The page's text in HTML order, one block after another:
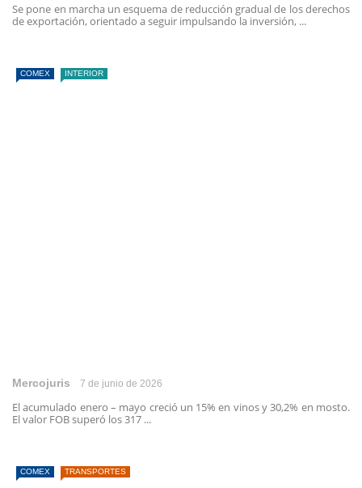
Se pone en marcha un esquema de reducción gradual de los derechos
de exportación, orientado a seguir impulsando la inversión, ...
COMEX INTERIOR
Mercojuris 7 de junio de 2026
El acumulado enero – mayo creció un 15% en vinos y 30,2% en mosto.
El valor FOB superó los 317 ...
COMEX TRANSPORTES